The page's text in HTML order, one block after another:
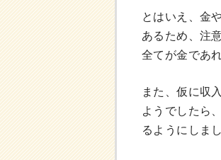
とはいえ、金
あるため、注
全てが金であ
また、仮に収
ようでしたら
るようにしま